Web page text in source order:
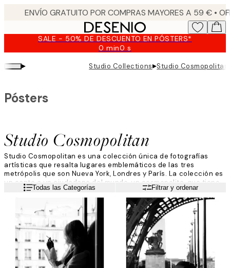
SALE - 50% DE DESCUENTO EN PÓSTERS*
0 min0 s
Válido
hasta:
2026-
▸ Studio Collections▸Studio Cosmopolitan
Studio Cosmopolitan
Pósters
Studio Cosmopolitan es una colección única de fotografías
artísticas que resalta lugares emblemáticos de las tres
metrópolis que son Nueva York, Londres y París. La colección es
un canto a un ciudadano del mundo, un cosmopolita, que tiene
por hogar todo lo que abarca el mundo. Los motivos reflejan la
belleza única de cada ciudad en todos los aspectos, desde la
arquitectura hasta los monumentos clásicos y a bonitos
detalles.
Leer másTodas las Categorías Filtrar y ordenar